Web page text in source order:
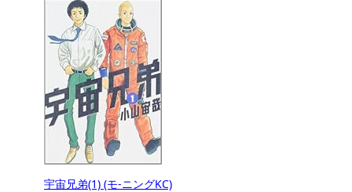
宇宙兄弟(1) (モ-ニングKC)